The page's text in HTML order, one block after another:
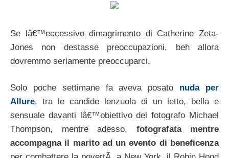
Se lâ€™eccessivo dimagrimento di Catherine Zeta-
Jones non destasse preoccupazioni, beh allora
dovremmo seriamente preoccuparci.
Solo poche settimane fa aveva posato nuda per
Allure, tra le candide lenzuola di un letto, bella e
sensuale davanti lâ€™obiettivo del fotografo Michael
Thompson, mentre adesso, fotografata mentre
accompagna il marito ad un evento di beneficenza